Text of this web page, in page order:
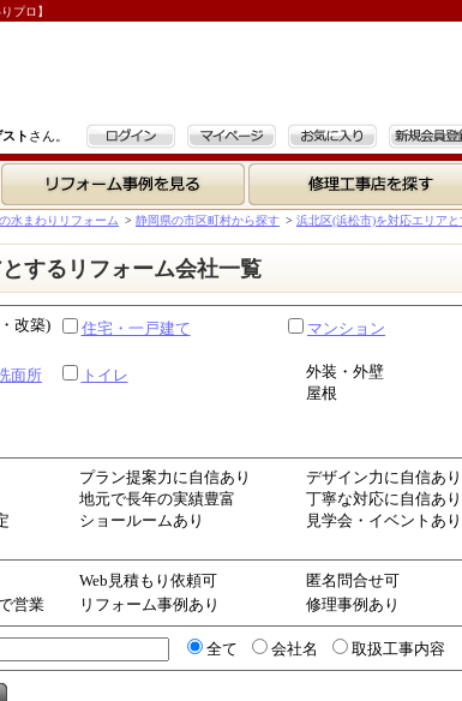
プロ】
ト さん。 ログイン マイページ お気に入り 新規会員
リフォーム事例を見る 修理工事店を探す
水まわりリフォーム > 静岡県の市区町村から探す > 浜北区(浜松市)を対応エリア
するリフォーム会社一覧
改築) 住宅・一戸建て マンション
面所
トイレ 外装・外壁
屋根
プラン提案力に自信あり デザイン力に自信あり
地元で長年の実績豊富 丁寧な対応に自信あり
ショールームあり 見学会・イベントあり
Web見積もり依頼可 匿名問合せ可
営業
リフォーム事例あり 修理事例あり
全て 会社名 取扱工事内容